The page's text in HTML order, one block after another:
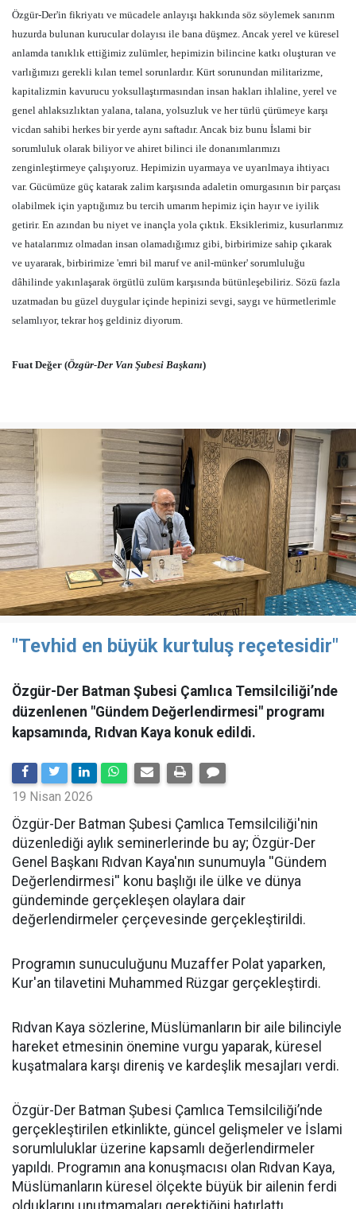
Özgür-Der'in fikriyatı ve mücadele anlayışı hakkında söz söylemek sanırım
huzurda bulunan kurucular dolayısı ile bana düşmez. Ancak yerel ve küresel
anlamda tanıklık ettiğimiz zulümler, hepimizin bilincine katkı oluşturan ve
varlığımızı gerekli kılan temel sorunlardır. Kürt sorunundan militarizme,
kapitalizmin kavurucu yoksullaştırmasından insan hakları ihlaline, yerel ve
genel ahlaksızlıktan yalana, talana, yolsuzluk ve her türlü çürümeye karşı
vicdan sahibi herkes bir yerde aynı saftadır. Ancak biz bunu İslami bir
sorumluluk olarak biliyor ve ahiret bilinci ile donanımlarımızı
zenginleştirmeye çalışıyoruz. Hepimizin uyarmaya ve uyarılmaya ihtiyacı
var. Gücümüze güç katarak zalim karşısında adaletin omurgasının bir parçası
olabilmek için yaptığımız bu tercih umarım hepimiz için hayır ve iyilik
getirir. En azından bu niyet ve inançla yola çıktık. Eksiklerimiz, kusurlarımız
ve hatalarımız olmadan insan olamadığımız gibi, birbirimize sahip çıkarak
ve uyararak, birbirimize 'emri bil maruf ve anil-münker' sorumluluğu
dâhilinde yakınlaşarak örgütlü zulüm karşısında bütünleşebiliriz. Sözü fazla
uzatmadan bu güzel duygular içinde hepinizi sevgi, saygı ve hürmetlerimle
selamlıyor, tekrar hoş geldiniz diyorum.
Fuat Değer (Özgür-Der Van Şubesi Başkanı)
"Tevhid en büyük kurtuluş reçetesidir"
Özgür-Der Batman Şubesi Çamlıca Temsilciliği’nde
düzenlenen "Gündem Değerlendirmesi" programı
kapsamında, Rıdvan Kaya konuk edildi.
19 Nisan 2026
​Özgür-Der Batman Şubesi Çamlıca Temsilciliği'nin
düzenlediği aylık seminerlerinde bu ay; Özgür-Der
Genel Başkanı Rıdvan Kaya'nın sunumuyla ''Gündem
Değerlendirmesi'' konu başlığı ile ülke ve dünya
gündeminde gerçekleşen olaylara dair
değerlendirmeler çerçevesinde gerçekleştirildi.
Programın sunuculuğunu Muzaffer Polat yaparken,
Kur'an tilavetini Muhammed Rüzgar gerçekleştirdi.
Rıdvan Kaya sözlerine, Müslümanların bir aile bilinciyle
hareket etmesinin önemine vurgu yaparak, küresel
kuşatmalara karşı direniş ve kardeşlik mesajları verdi.
Özgür-Der Batman Şubesi Çamlıca Temsilciliği’nde
gerçekleştirilen etkinlikte, güncel gelişmeler ve İslami
sorumluluklar üzerine kapsamlı değerlendirmeler
yapıldı. Programın ana konuşmacısı olan Rıdvan Kaya,
Müslümanların küresel ölçekte büyük bir ailenin ferdi
olduklarını unutmamaları gerektiğini hatırlattı.